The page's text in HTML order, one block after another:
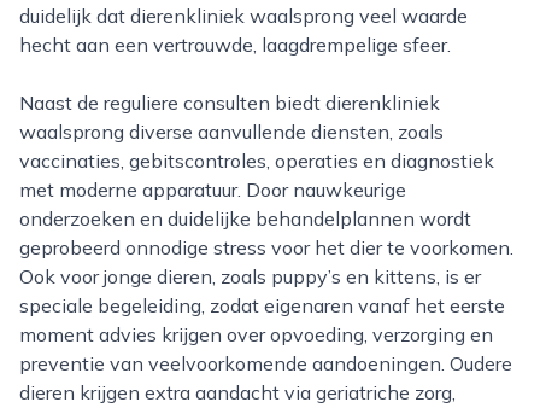
duidelijk dat dierenkliniek waalsprong veel waarde
hecht aan een vertrouwde, laagdrempelige sfeer.
Naast de reguliere consulten biedt dierenkliniek
waalsprong diverse aanvullende diensten, zoals
vaccinaties, gebitscontroles, operaties en diagnostiek
met moderne apparatuur. Door nauwkeurige
onderzoeken en duidelijke behandelplannen wordt
geprobeerd onnodige stress voor het dier te voorkomen.
Ook voor jonge dieren, zoals puppy’s en kittens, is er
speciale begeleiding, zodat eigenaren vanaf het eerste
moment advies krijgen over opvoeding, verzorging en
preventie van veelvoorkomende aandoeningen. Oudere
dieren krijgen extra aandacht via geriatriche zorg,